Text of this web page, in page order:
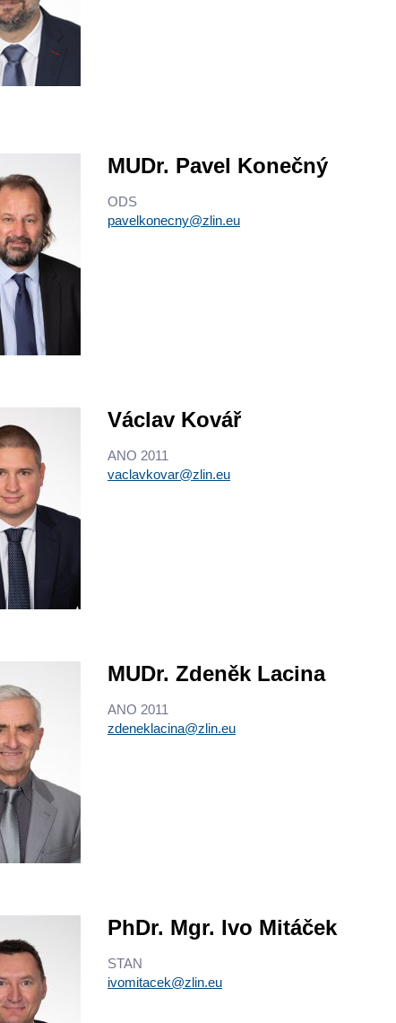
MUDr. Pavel Konečný
ODS
pavelkonecny@zlin.eu
Václav Kovář
ANO 2011
vaclavkovar@zlin.eu
MUDr. Zdeněk Lacina
ANO 2011
zdeneklacina@zlin.eu
PhDr. Mgr. Ivo Mitáček
STAN
ivomitacek@zlin.eu